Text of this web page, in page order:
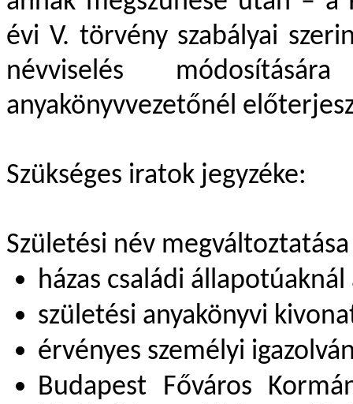
évi V. törvény szabályai
névviselés
anyakönyvvezetőnél
Szükséges iratok jegyzéke:
Születési név
házas családi
születési anyakönyvi
érvényes személyi
Budapest Főváros